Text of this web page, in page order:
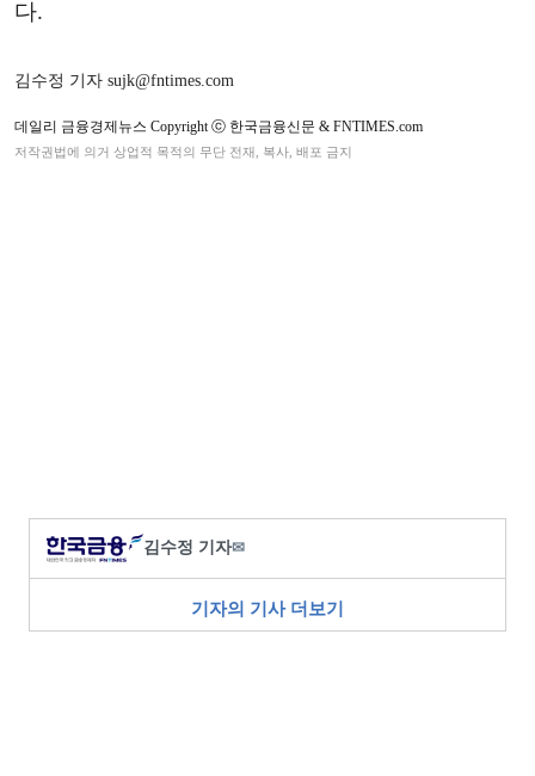
다.
김수정 기자 sujk@fntimes.com
데일리 금융경제뉴스 Copyright ⓒ 한국금융신문 & FNTIMES.com
저작권법에 의거 상업적 목적의 무단 전재, 복사, 배포 금지
김수정 기자✉
기자의 기사 더보기